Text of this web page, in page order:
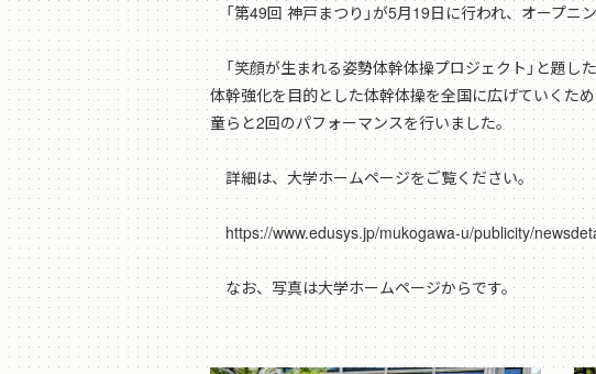
「第49回 神戸まつり」が5月19日に行われ、オープニ
「笑顔が生まれる姿勢体幹体操プロジェクト」と題し
体幹強化を目的とした体幹体操を全国に広げていくた
童らと2回のパフォーマンスを行いました。
詳細は、大学ホームページをご覧ください。
https://www.edusys.jp/mukogawa-u/publicity/
なお、写真は大学ホームページからです。